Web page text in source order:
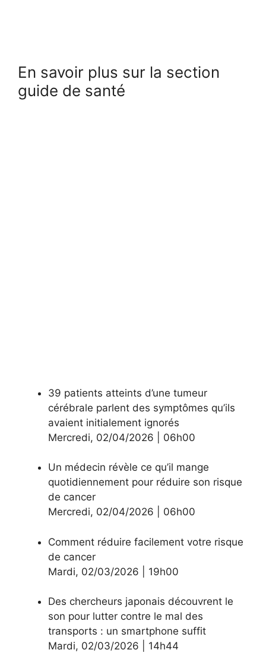
En savoir plus sur la section
guide de santé
39 patients atteints d’une tumeur
cérébrale parlent des symptômes qu’ils
avaient initialement ignorés
Mercredi, 02/04/2026 06h00
Un médecin révèle ce qu’il mange
quotidiennement pour réduire son risque
de cancer
Mercredi, 02/04/2026 06h00
Comment réduire facilement votre risque
de cancer
Mardi, 02/03/2026 19h00
Des chercheurs japonais découvrent le
son pour lutter contre le mal des
transports : un smartphone suffit
Mardi, 02/03/2026 14h44